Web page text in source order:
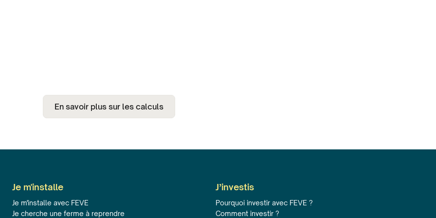
En savoir plus sur les calculs
Je m'installe
Je m'installe avec FEVE
Je cherche une ferme à reprendre
J’investis
Pourquoi investir avec FEVE ?
Comment investir ?